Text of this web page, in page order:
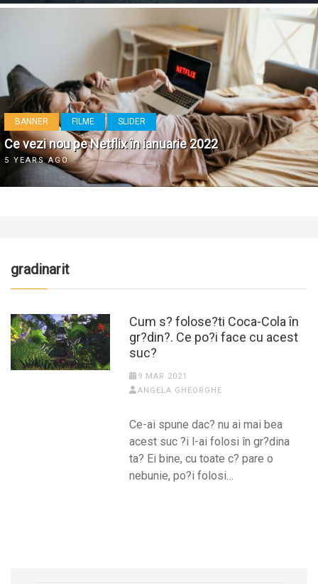
BANNER FILME SLIDER
Ce vezi nou pe Netflix în ianuarie 2022
5 YEARS AGO
gradinarit
Cum s? folose?ti Coca-Cola în
gr?din?. Ce po?i face cu acest
suc?
9 MAR 2021
ANGELA GHEORGHE
Ce-ai spune dac? nu ai mai bea
acest suc ?i l-ai folosi în gr?dina
ta? Ei bine, cu toate c? pare o
nebunie, po?i folosi…